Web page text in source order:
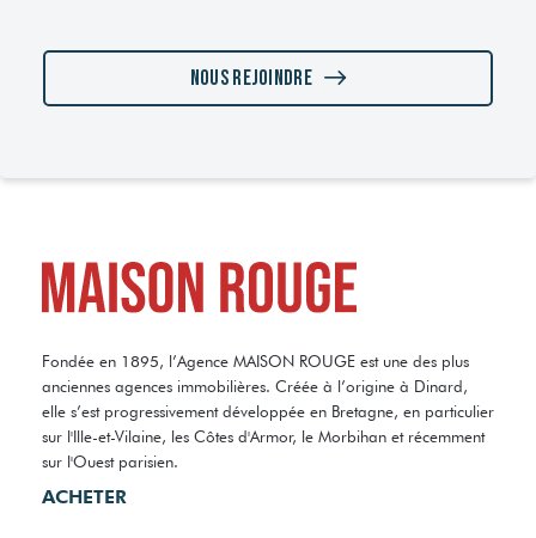
Nous rejoindre
Fondée en 1895, l’Agence MAISON ROUGE est une des plus
anciennes agences immobilières. Créée à l’origine à Dinard,
elle s’est progressivement développée en Bretagne, en particulier
sur l'Ille-et-Vilaine, les Côtes d'Armor, le Morbihan et récemment
sur l'Ouest parisien.
ACHETER